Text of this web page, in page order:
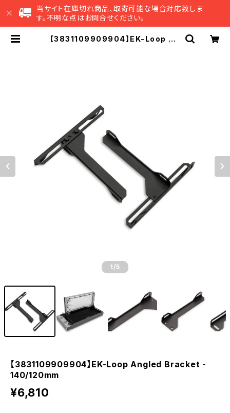
当サイト在庫切れ商品、取寄可能な場合対応致しま
す。不明な点はお問合せください。
【3831109909904】EK-Loop An
1 /5
【3831109909904】EK-Loop Angled Bracket -
140/120mm
¥6,810